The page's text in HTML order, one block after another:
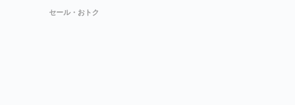
セール・おトク